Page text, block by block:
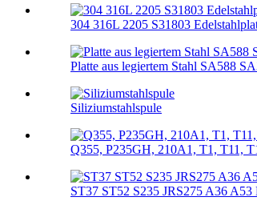
304 316L 2205 S31803
Platte aus legiertem Stahl SA588
Siliziumstahlspule
Q355, P235GH, 210A1, T1, T11,
ST37 ST52 S235 JRS275 A36 A53